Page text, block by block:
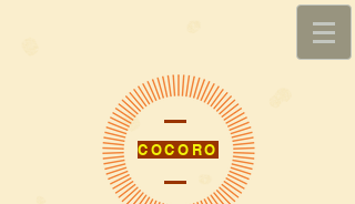
COCORO